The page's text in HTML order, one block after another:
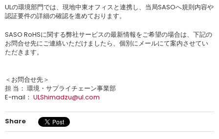
ULの環境部門では、現地中東オフィスと連携し、当局SASOへ規則内容や
認証要件の詳細の確認を進めております。
SASO RoHSに関する弊社サービスの最新情報をご希望の場合は、下記の
お問合せ先にご連絡いただけましたら、個別にメールにて案内させてい
ただきます。
＜お問合せ先＞
担 当： 環境・サプライチェーン事業部
E-mail： ULShimadzu@ul.com
Share